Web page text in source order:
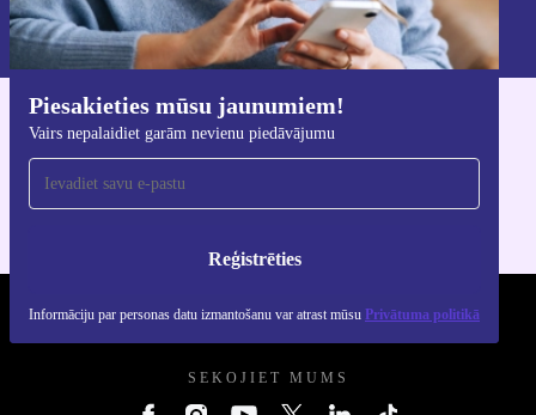
Piesakieties mūsu jaunumiem!
Vairs nepalaidiet garām nevienu piedāvājumu
Reģistrēties
Informāciju par personas datu izmantošanu var atrast mūsu Privātuma politikā
Informāciju par personas datu izmantošanu varat atrast mūsu
Privātuma politikā.
Lejupielādējiet refurbed lietotni
iOS un Android ierīcēm
REFURBED - RETHINK NEW.
SEKOJIET MUMS